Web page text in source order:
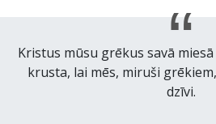
Kristus mūsu grēkus savā
krusta, lai mēs, miruši
dzīvi.